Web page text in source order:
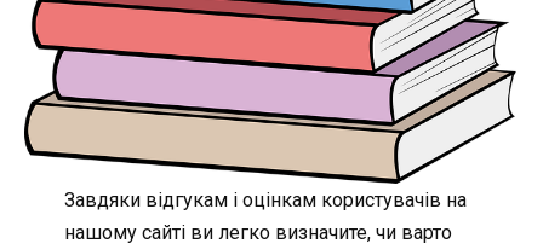
Завдяки відгукам і оцінкам користувачів на
нашому сайті ви легко визначите, чи варто